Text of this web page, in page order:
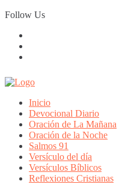
Skip
to
Follow Us
Inicio
Devocional Diario
Oración de La Mañana
Oración de la Noche
Salmos 91
Versículo del día
Versículos Bíblicos
Reflexiones Cristianas